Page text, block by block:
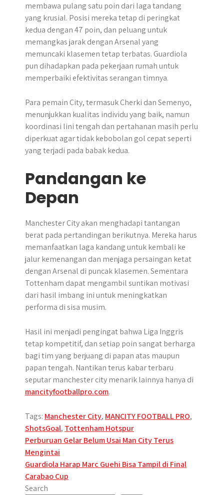
membawa pulang satu poin dari laga tandang
yang krusial. Posisi mereka tetap di peringkat
kedua dengan 47 poin, dan peluang untuk
memangkas jarak dengan Arsenal yang
memuncaki klasemen tetap terbatas. Guardiola
pun dihadapkan pada pekerjaan rumah untuk
memperbaiki efektivitas serangan timnya.
Para pemain City, termasuk Cherki dan Semenyo,
menunjukkan kualitas individu yang baik, namun
koordinasi lini tengah dan pertahanan masih perlu
diperkuat agar tidak kebobolan gol cepat seperti
yang terjadi pada babak kedua.
Pandangan ke
Depan
Manchester City akan menghadapi tantangan
berat pada pertandingan berikutnya. Mereka harus
memanfaatkan laga kandang untuk kembali ke
jalur kemenangan dan menjaga persaingan ketat
dengan Arsenal di puncak klasemen. Sementara
Tottenham dapat mengambil suntikan motivasi
dari hasil imbang ini untuk meningkatkan
performa di sisa musim.
Hasil ini menjadi pengingat bahwa Liga Inggris
tetap kompetitif, dan setiap poin sangat berharga
bagi tim yang berjuang di papan atas maupun
papan tengah. Nantikan terus kabar terbaru
seputar manchester city menarik lainnya hanya di
mancityfootballpro.com.
Tags: Manchester City, MANCITY FOOTBALL PRO,
ShotsGoal, Tottenham Hotspur
Post
navigation
Perburuan Gelar Belum Usai Man City Terus
Mengintai
Guardiola Harap Marc Guehi Bisa Tampil di Final
Carabao Cup
Search